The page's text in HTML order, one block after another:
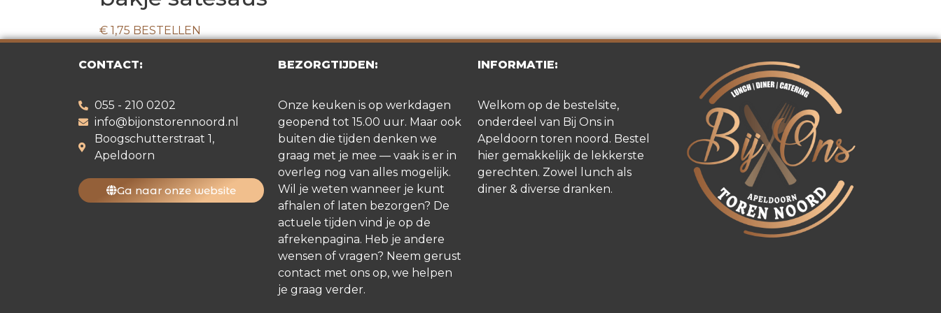
€ 1,75 BESTELLEN
CONTACT:
055 - 210 0202
info@bijonstorennoord.nl
Boogschutterstraat 1,
Apeldoorn
Ga naar onze website
BEZORGTIJDEN:
Onze keuken is op werkdagen
geopend tot 15.00 uur. Maar ook
buiten die tijden denken we
graag met je mee — vaak is er in
overleg nog van alles mogelijk.
Wil je weten wanneer je kunt
afhalen of laten bezorgen? De
actuele tijden vind je op de
afrekenpagina. Heb je andere
wensen of vragen? Neem gerust
contact met ons op, we helpen
je graag verder.
INFORMATIE:
Welkom op de bestelsite,
onderdeel van Bij Ons in
Apeldoorn toren noord. Bestel
hier gemakkelijk de lekkerste
gerechten. Zowel lunch als
diner & diverse dranken.